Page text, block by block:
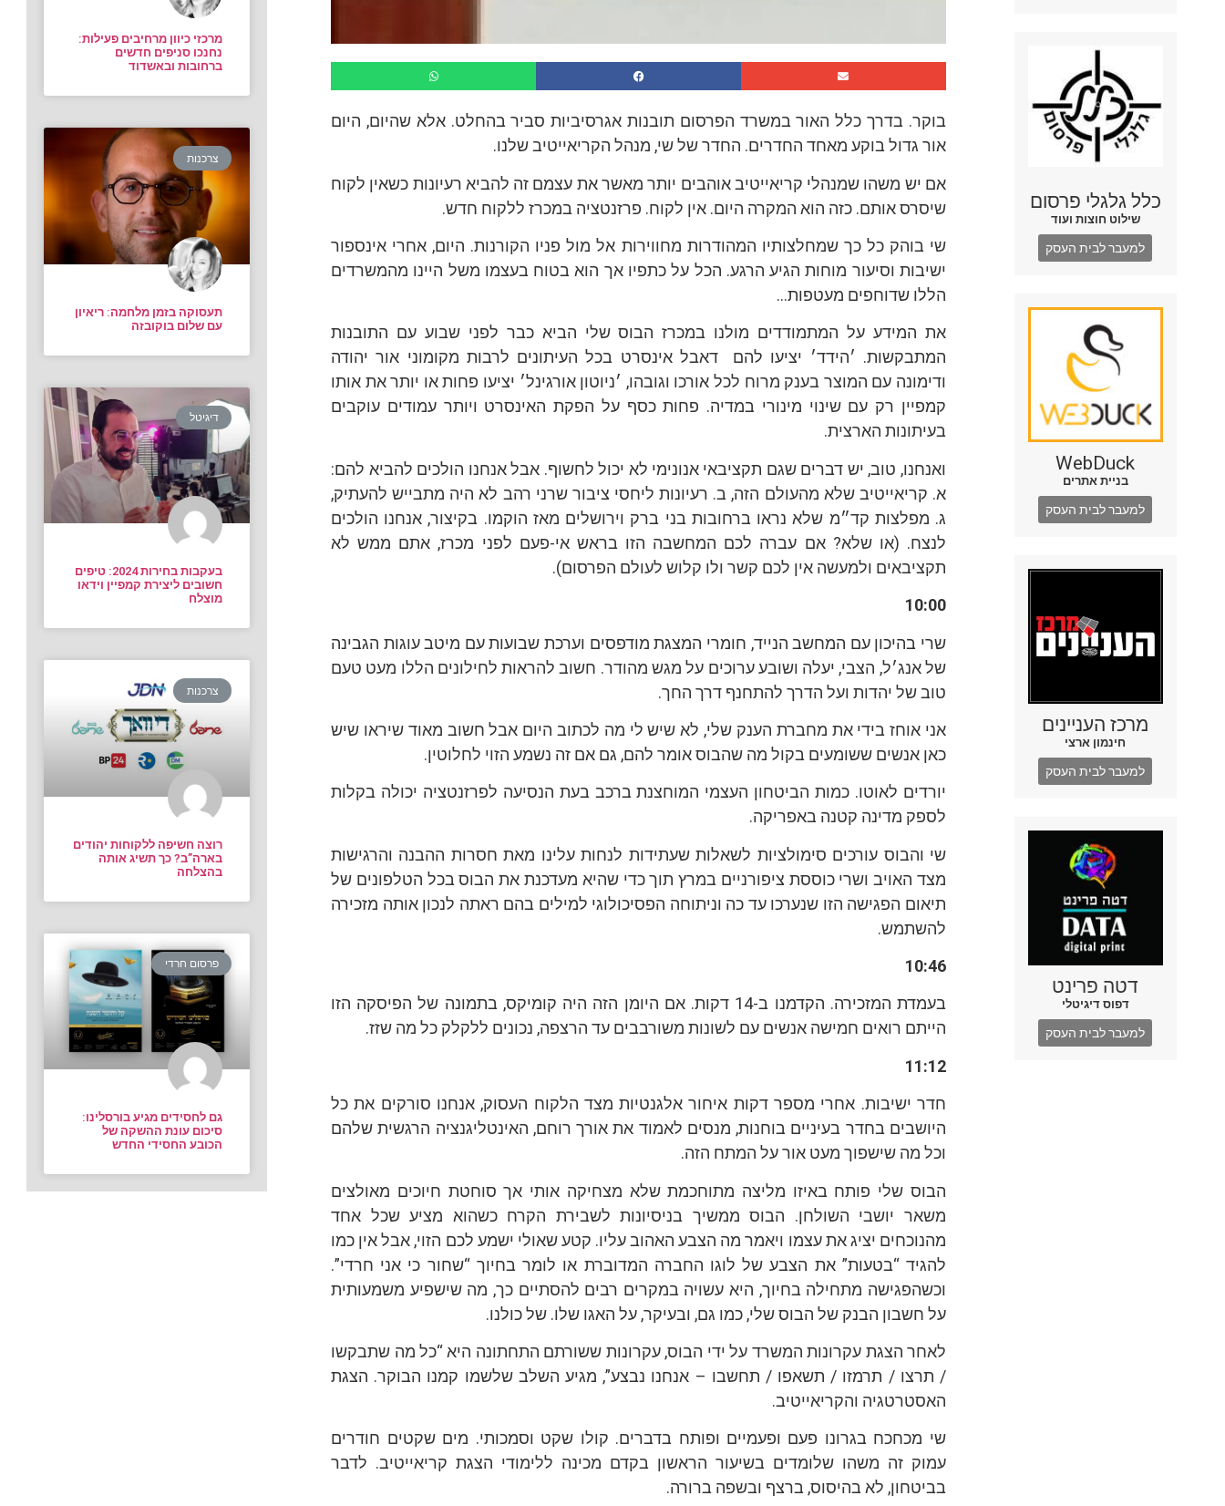
כלל גלגלי פרסום
שילוט חוצות ועוד
למעבר לבית העסק
WebDuck
בניית אתרים
למעבר לבית העסק
מרכז העניינים
חינמון ארצי
למעבר לבית העסק
דטה פרינט
דפוס דיגיטלי
למעבר לבית העסק
בוקר. בדרך כלל האור במשרד הפרסום תובנות אגרסיביות סביר בהחלט. אלא שהיום, היום
אור גדול בוקע מאחד החדרים. החדר של שי, מנהל הקריאייטיב שלנו.
אם יש משהו שמנהלי קריאייטיב אוהבים יותר מאשר את עצמם זה להביא רעיונות כשאין לקוח
שיסרס אותם. כזה הוא המקרה היום. אין לקוח. פרזנטציה במכרז ללקוח חדש.
שי בוהק כל כך שמחלצותיו המהודרות מחווירות אל מול פניו הקורנות. היום, אחרי אינספור
ישיבות וסיעור מוחות הגיע הרגע. הכל על כתפיו אך הוא בטוח בעצמו משל היינו מהמשרדים
הללו שדוחפים מעטפות…
את המידע על המתמודדים מולנו במכרז הבוס שלי הביא כבר לפני שבוע עם התובנות
המתבקשות. ׳הידד׳ יציעו להם דאבל אינסרט בכל העיתונים לרבות מקומוני אור יהודה
ודימונה עם המוצר בענק מרוח לכל אורכו וגובהו, ׳ניוטון אורגינל׳ יציעו פחות או יותר את אותו
קמפיין רק עם שינוי מינורי במדיה. פחות כסף על הפקת האינסרט ויותר עמודים עוקבים
בעיתונות הארצית.
ואנחנו, טוב, יש דברים שגם תקציבאי אנונימי לא יכול לחשוף. אבל אנחנו הולכים להביא להם:
א. קריאייטיב שלא מהעולם הזה, ב. רעיונות ליחסי ציבור שרני רהב לא היה מתבייש להעתיק,
ג. מפלצות קד״מ שלא נראו ברחובות בני ברק וירושלים מאז הוקמו. בקיצור, אנחנו הולכים
לנצח. (או שלא? אם עברה לכם המחשבה הזו בראש אי-פעם לפני מכרז, אתם ממש לא
תקציבאים ולמעשה אין לכם קשר ולו קלוש לעולם הפרסום).
10:00
שרי בהיכון עם המחשב הנייד, חומרי המצגת מודפסים וערכת שבועות עם מיטב עוגות הגבינה
של אנג׳ל, הצבי, יעלה ושובע ערוכים על מגש מהודר. חשוב להראות לחילונים הללו מעט טעם
טוב של יהדות ועל הדרך להתחנף דרך החך.
אני אוחז בידי את מחברת הענק שלי, לא שיש לי מה לכתוב היום אבל חשוב מאוד שיראו שיש
כאן אנשים ששומעים בקול מה שהבוס אומר להם, גם אם זה נשמע הזוי לחלוטין.
יורדים לאוטו. כמות הביטחון העצמי המוחצנת ברכב בעת הנסיעה לפרזנטציה יכולה בקלות
לספק מדינה קטנה באפריקה.
שי והבוס עורכים סימולציות לשאלות שעתידות לנחות עלינו מאת חסרות ההבנה והרגישות
מצד האויב ושרי כוססת ציפורניים במרץ תוך כדי שהיא מעדכנת את הבוס בכל הטלפונים של
תיאום הפגישה הזו שנערכו עד כה וניתוחה הפסיכולוגי למילים בהם ראתה לנכון אותה מזכירה
להשתמש.
10:46
בעמדת המזכירה. הקדמנו ב-14 דקות. אם היומן הזה היה קומיקס, בתמונה של הפיסקה הזו
הייתם רואים חמישה אנשים עם לשונות משורבבים עד הרצפה, נכונים ללקלק כל מה שזז.
11:12
חדר ישיבות. אחרי מספר דקות איחור אלגנטיות מצד הלקוח העסוק, אנחנו סורקים את כל
היושבים בחדר בעיניים בוחנות, מנסים לאמוד את אורך רוחם, האינטליגנציה הרגשית שלהם
וכל מה שישפוך מעט אור על המתח הזה.
הבוס שלי פותח באיזו מליצה מתוחכמת שלא מצחיקה אותי אך סוחטת חיוכים מאולצים
משאר יושבי השולחן. הבוס ממשיך בניסיונות לשבירת הקרח כשהוא מציע שכל אחד
מהנוכחים יציג את עצמו ויאמר מה הצבע האהוב עליו. קטע שאולי ישמע לכם הזוי, אבל אין כמו
להגיד “בטעות” את הצבע של לוגו החברה המדוברת או לומר בחיוך “שחור כי אני חרדי”.
וכשהפגישה מתחילה בחיוך, היא עשויה במקרים רבים להסתיים כך, מה שישפיע משמעותית
על חשבון הבנק של הבוס שלי, כמו גם, ובעיקר, על האגו שלו. של כולנו.
לאחר הצגת עקרונות המשרד על ידי הבוס, עקרונות ששורתם התחתונה היא “כל מה שתבקשו
/ תרצו / תרמזו / תשאפו / תחשבו – אנחנו נבצע”, מגיע השלב שלשמו קמנו הבוקר. הצגת
האסטרטגיה והקריאייטיב.
שי מכחכח בגרונו פעם ופעמיים ופותח בדברים. קולו שקט וסמכותי. מים שקטים חודרים
עמוק זה משהו שלומדים בשיעור הראשון בקדם מכינה ללימודי הצגת קריאייטיב. לדבר
בביטחון, לא בהיסוס, ברצף ובשפה ברורה.
מרכזי כיוון מרחיבים פעילות:
נחנכו סניפים חדשים
ברחובות ובאשדוד
צרכנות
תעסוקה בזמן מלחמה: ריאיון
עם שלום בוקובזה
דיגיטל
בעקבות בחירות 2024: טיפים
חשובים ליצירת קמפיין וידאו
מוצלח
צרכנות
רוצה חשיפה ללקוחות יהודים
בארה”ב? כך תשיג אותה
בהצלחה
פרסום חרדי
גם לחסידים מגיע בורסלינו:
סיכום עונת ההשקה של
הכובע החסידי החדש